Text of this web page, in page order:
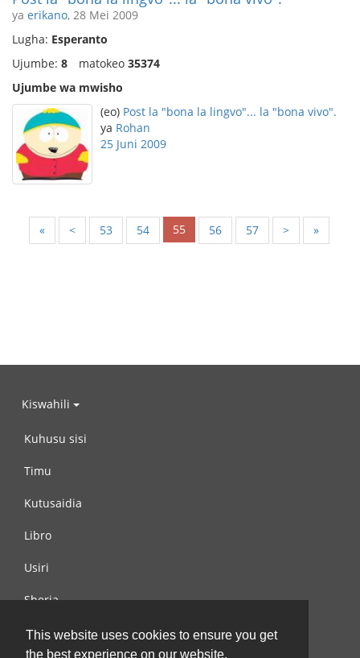
This website uses cookies to ensure you get
the best experience on our website.
ya erikano, 28 Mei 2009
Lugha: Esperanto
Ujumbe: 8 matokeo 35374
Ujumbe wa mwisho
(eo) Post la "bona la lingvo"... la "bona vivo".
ya Rohan
25 Juni 2009
« < 53 54 55 56 57 > »
Kiswahili
Kuhusu sisi
Timu
Kutusaidia
Libro
Usiri
Sheria
Wasiliana na si